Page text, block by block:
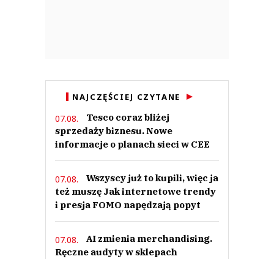
NAJCZĘŚCIEJ CZYTANE
07.08.
Tesco coraz bliżej
sprzedaży biznesu. Nowe
informacje o planach sieci w CEE
07.08.
Wszyscy już to kupili, więc ja
też muszę Jak internetowe trendy
i presja FOMO napędzają popyt
07.08.
AI zmienia merchandising.
Ręczne audyty w sklepach